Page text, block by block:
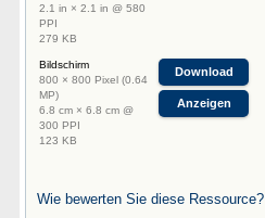
2.1 in × 2.1 in @ 580
PPI
279 KB
Bildschirm
800 × 800 Pixel (0.64
MP)
6.8 cm × 6.8 cm @
300 PPI
123 KB
Download
Anzeigen
Wie bewerten Sie diese Ressource?